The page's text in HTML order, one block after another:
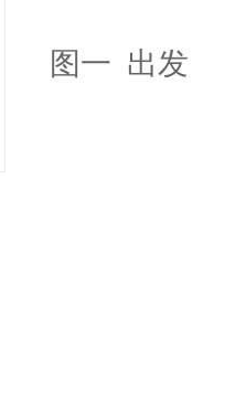
图一 出发